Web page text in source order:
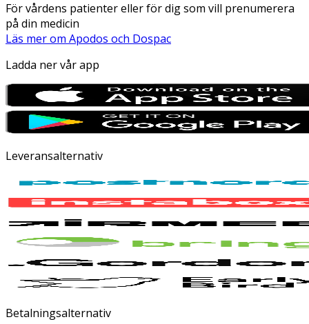
För vårdens patienter eller för dig som vill prenumerera
på din medicin
Läs mer om Apodos och Dospac
Ladda ner vår app
Leveransalternativ
Betalningsalternativ